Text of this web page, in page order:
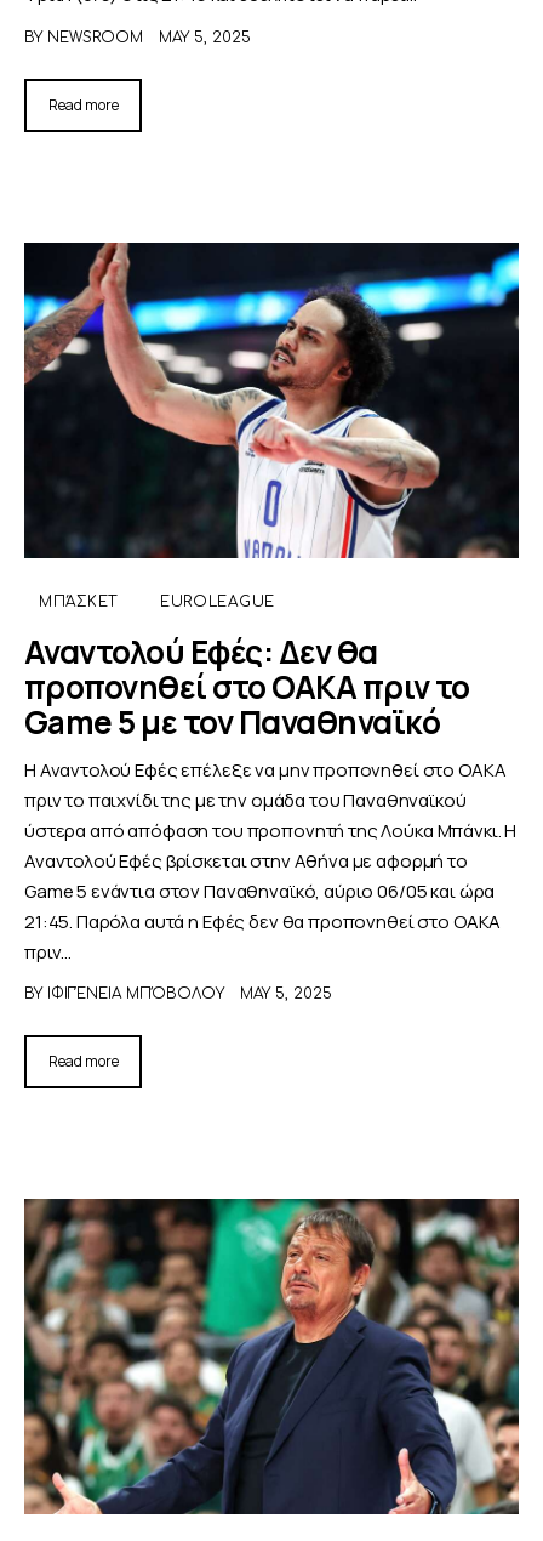
BY NEWSROOM MAY 5, 2025
Read more
ΜΠΆΣΚΕΤ EUROLEAGUE
Αναντολού Εφές: Δεν θα
προπονηθεί στο ΟΑΚΑ πριν το
Game 5 με τον Παναθηναϊκό
Η Αναντολού Εφές επέλεξε να μην προπονηθεί στο ΟΑΚΑ
πριν το παιχνίδι της με την ομάδα του Παναθηναϊκού
ύστερα από απόφαση του προπονητή της Λούκα Μπάνκι. Η
Αναντολού Εφές βρίσκεται στην Αθήνα με αφορμή το
Game 5 ενάντια στον Παναθηναϊκό, αύριο 06/05 και ώρα
21:45. Παρόλα αυτά η Εφές δεν θα προπονηθεί στο ΟΑΚΑ
πριν…
BY ΙΦΙΓΈΝΕΙΑ ΜΠΌΒΟΛΟΥ MAY 5, 2025
Read more